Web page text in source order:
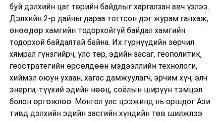
буй дэлхийн цаг төрийн байдлыг харгалзан авч үзлээ.
Дэлхийн 2-р дайны дараа тогтсон дэг журам ганхаж,
өнөөдөр хамгийн тодорхойгүй байдал хамгийн
тодорхой байдалтай байна. Их гүрнүүдийн зөрчил
хямрал гүнзгийрч, улс төр, эдийн засаг, геополитик,
геостратегийн өрсөлдөөн мэдээллийн технологи,
хиймэл оюун ухаан, хагас дамжуулагч, эрчим хүч, элч
энерги, түүхий эдийн нөөц, соёлын ширүүн тэмцэл
болон өргөжлөө. Монгол улс цээжинд нь оршдог Ази
тивд дэлхийн эдийн засгийн хүндийн төв шилжлээ.